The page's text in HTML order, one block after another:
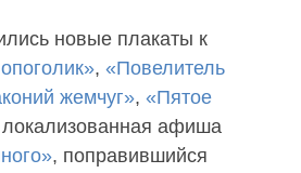
новые плакаты к
, «Повелитель
жемчуг», «Пятое
локализованная афиша
, поправившийся